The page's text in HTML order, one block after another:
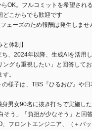
OK。フルコミットを希望され
どこからでも歓迎です
ェーズのため報酬は発生しま
と体制】
ち、2024年以降、生成AIを活用
ングも重視したい」と回答して
。
の様子は、TBS『ひるおび』や
身男女90名に抜き打ちで実施し
そう」「負担が少なそう」と回
、フロントエンジニア、（＋バ